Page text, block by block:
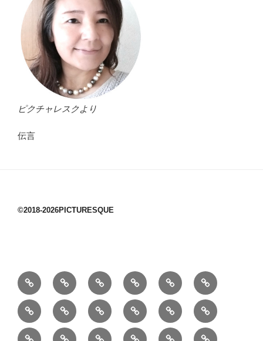
ピクチャレスクより
伝言
©2018-2026PICTURESQUE
1/10：
材
料
10/10：
ジ
ュ
エ
リ
2/10：
製
作
3/10：
は
ぎ
れ
4/10：
Ｈ
Ｍ
Ｂ
教
5/10：
事
業
6/10：
読
書
7/10：
食・
健
8/10：
リ
フ
9/10：
コ
ー
creema
で
販
①
入
園
②
③
④
⑤
⑥
⑦